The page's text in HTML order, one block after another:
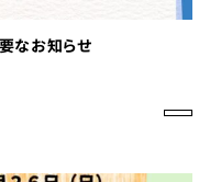
なお知らせ